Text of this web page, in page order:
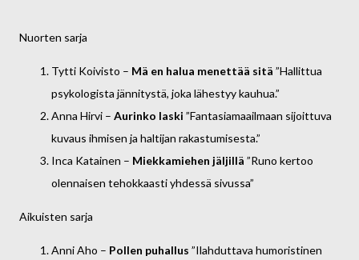
Nuorten sarja
Tytti Koivisto – Mä en halua menettää sitä ”Hallittua
psykologista jännitystä, joka lähestyy kauhua.”
Anna Hirvi – Aurinko laski ”Fantasiamaailmaan sijoittuva
kuvaus ihmisen ja haltijan rakastumisesta.”
Inca Katainen – Miekkamiehen jäljillä ”Runo kertoo
olennaisen tehokkaasti yhdessä sivussa”
Aikuisten sarja
Anni Aho – Pollen puhallus ”Ilahduttava humoristinen